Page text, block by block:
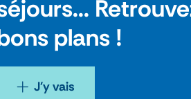
plans !
J'y vais